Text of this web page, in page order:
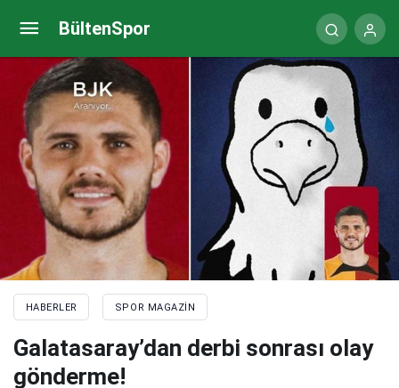
BültenSpor
HABERLER SPOR MAGAZIN
Galatasaray’dan derbi sonrası olay
gönderme!
Fenerbahçe paylaştı… İşte Kiev maçının öyküsü!
Arda Güler detayı…